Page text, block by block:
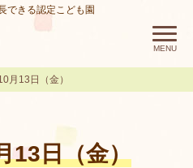
できる認定こども園
月13日（金）
13日（金）